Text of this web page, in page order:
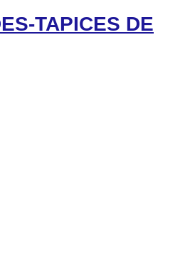
TAPICES DE